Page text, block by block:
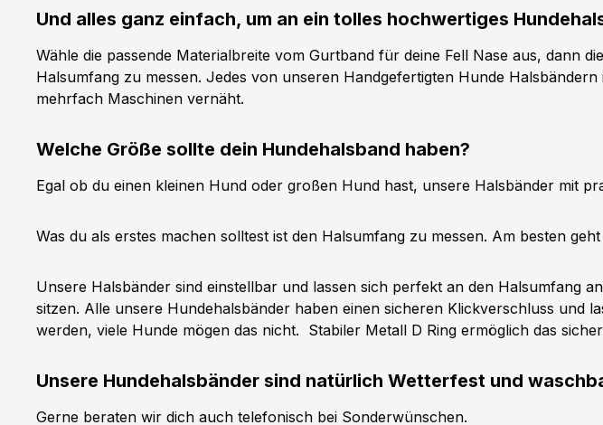
Und alles ganz einfach, um an ein tolles hochwertiges
Wähle die passende Materialbreite vom Gurtband für deine Fell Nase aus, dann
Halsumfang zu messen. Jedes von unseren Handgefertigten Hunde
mehrfach Maschinen vernäht.
Welche Größe sollte dein Hundehalsband haben?
Egal ob du einen kleinen Hund oder großen Hund hast, unsere Halsbänder mit
Was du als erstes machen solltest ist den Halsumfang zu messen. Am besten
Unsere Halsbänder sind einstellbar und lassen sich perfekt an den Halsumfang
sitzen. Alle unsere Hundehalsbänder haben einen sicheren Klickverschluss und
werden, viele Hunde mögen das nicht. Stabiler Metall D Ring ermöglich das
Unsere Hundehalsbänder sind natürlich Wetterfest und
Gerne beraten wir dich auch telefonisch bei Sonderwünschen.